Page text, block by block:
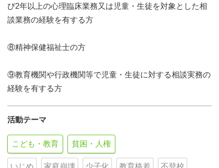
び2年以上の心理臨床業務又は児童・生徒を対象とした相
談業務の経験を有する方
⑧精神保健福祉士の方
⑨教育機関や行政機関等で児童・生徒に対する相談実務の
経験を有する方
活動テーマ
こども・教育 貧困・人権
いじめ 家庭崩壊 少子化 教育格差 不登校